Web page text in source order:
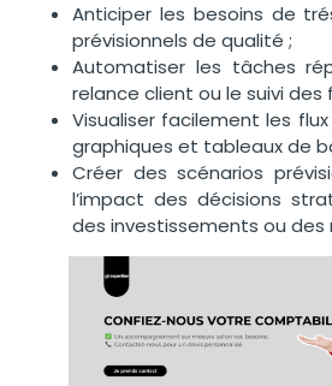
Anticiper les besoins de
prévisionnels de qualité ;
Automatiser les tâches
relance client ou le suivi des
Visualiser facilement les
graphiques et tableaux de
Créer des scénarios
l’impact des décisions
des investissements ou